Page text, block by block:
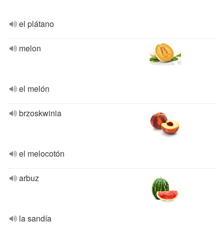
el plátano
melon
el melón
brzoskwinia
el melocotón
arbuz
la sandía